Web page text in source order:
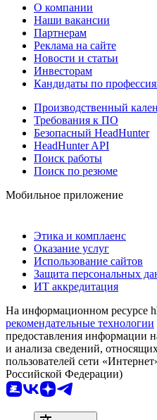
О компании
Наши вакансии
Партнерам
Реклама на сайте
Новости и статьи
Инвесторам
Кандидаты по
Производственный
Требования к ПО
Безопасный HeadHunter
HeadHunter API
Поиск работы
Поиск по резюме
Мобильное приложение
Этика и комплаенс
Оказание услуг
Использование сайтов
Защита персональных
ИТ аккредитация
На информационном ресурсе
рекомендательные технологии
предоставления информации
и анализа сведений,
пользователей сети
Российской Федерации)